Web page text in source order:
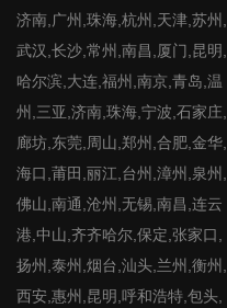
济南,广州,珠海,杭州,天津,苏州,
武汉,长沙,常州,南昌,厦门,昆明,
哈尔滨,大连,福州,南京,青岛,温
州,三亚,济南,珠海,宁波,石家庄,
廊坊,东莞,周山,郑州,合肥,金华,
海口,莆田,丽江,台州,漳州,泉州,
佛山,南通,沧州,无锡,南昌,连云
港,中山,齐齐哈尔,保定,张家口,
扬州,泰州,烟台,汕头,兰州,衡州,
西安,惠州,昆明,呼和浩特,包头,